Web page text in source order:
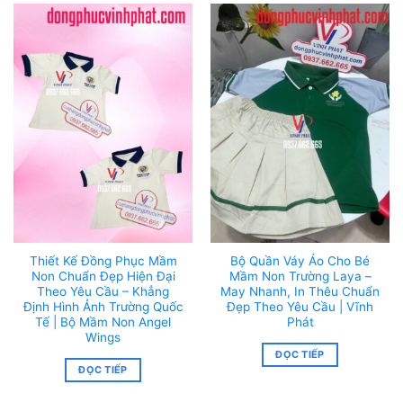
Thiết Kế Đồng Phục Mầm
Non Chuẩn Đẹp Hiện Đại
Theo Yêu Cầu – Khẳng
Định Hình Ảnh Trường Quốc
Tế | Bộ Mầm Non Angel
Wings
ĐỌC TIẾP
Bộ Quần Váy Áo Cho Bé
Mầm Non Trường Laya –
May Nhanh, In Thêu Chuẩn
Đẹp Theo Yêu Cầu | Vĩnh
Phát
ĐỌC TIẾP